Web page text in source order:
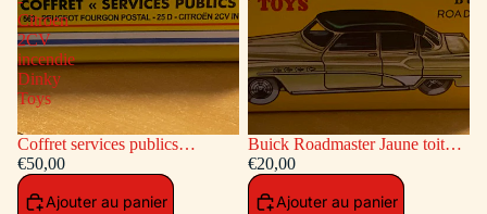
Citroen
2CV
incendie
Dinky
Toys
Coffret services publics
voitures: Peugeot Fourgon
Postal - Citroen 2CV incendie
Dinky Toys
€50,00
Ajouter au panier
Buick Roadmaster Jaune toit
Vert
€20,00
Ajouter au panier